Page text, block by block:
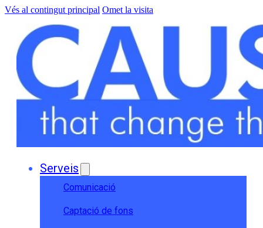
Vés al contingut principal Omet la visita
Serveis
Comunicació
Captació de fons